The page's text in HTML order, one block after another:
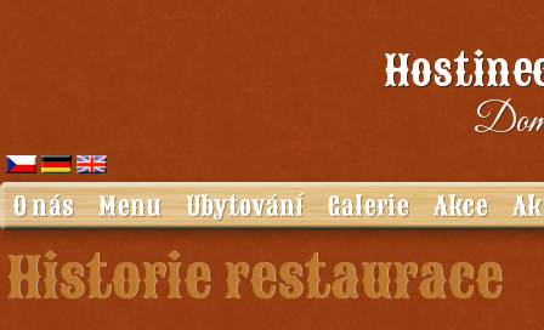
O nás Menu Ubytování Galerie Akce
Historie restaurace